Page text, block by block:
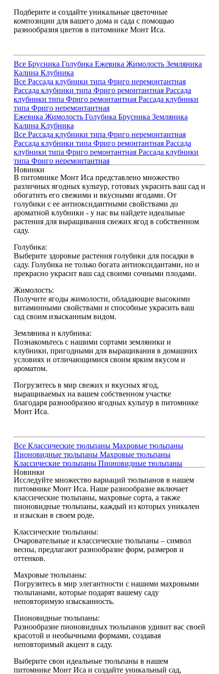
Подберите и создайте уникальные цветочные
композиции для вашего дома и сада с помощью
разнообразия цветов в питомнике Монт Иса.
Все Брусника Голубика Ежевика Жимолость Земляника
Калина Клубника
Все Рассада клубники типа Фриго неремонтантная
Рассада клубники типа Фриго ремонтантная Рассада
клубники типа Фриго ремонтантная Рассада клубники
типа Фриго неремонтантная
Ежевика Жимолость Голубика Брусника Земляника
Калина Клубника
Все Рассада клубники типа Фриго неремонтантная
Рассада клубники типа Фриго ремонтантная Рассада
клубники типа Фриго ремонтантная Рассада клубники
типа Фриго неремонтантная
Новинки
В питомнике Монт Иса представлено множество
различных ягодных культур, готовых украсить ваш сад и
обогатить его свежими и вкусными ягодами. От
голубики с ее антиоксидантными свойствами до
ароматной клубники - у нас вы найдете идеальные
растения для выращивания свежих ягод в собственном
саду.
Голубика:
Выберите здоровые растения голубики для посадки в
саду. Голубика не только богата антиоксидантами, но и
прекрасно украсит ваш сад своими сочными плодами.
Жимолость:
Получите ягоды жимолости, обладающие высокими
витаминными свойствами и способные украсить ваш
сад своим изысканным видом.
Земляника и клубника:
Познакомьтесь с нашими сортами земляники и
клубники, пригодными для выращивания в домашних
условиях и отличающимися своим ярким вкусом и
ароматом.
Погрузитесь в мир свежих и вкусных ягод,
выращиваемых на вашем собственном участке
благодаря разнообразию ягодных культур в питомнике
Монт Иса.
Все Классические тюльпаны Махровые тюльпаны
Пионовидные тюльпаны Махровые тюльпаны
Классические тюльпаны Пионовидные тюльпаны
Новинки
Исследуйте множество вариаций тюльпанов в нашем
питомнике Монт Иса. Наше разнообразие включает
классические тюльпаны, махровые сорта, а также
пионовидные тюльпаны, каждый из которых уникален
и изыскан в своем роде.
Классические тюльпаны:
Очаровательные и классические тюльпаны – символ
весны, предлагают разнообразие форм, размеров и
оттенков.
Махровые тюльпаны:
Погрузитесь в мир элегантности с нашими махровыми
тюльпанами, которые подарят вашему саду
неповторимую изысканность.
Пионовидные тюльпаны:
Разнообразие пионовидных тюльпанов удивит вас своей
красотой и необычными формами, создавая
неповторимый акцент в саду.
Выберите свои идеальные тюльпаны в нашем
питомнике Монт Иса и создайте уникальный сад,